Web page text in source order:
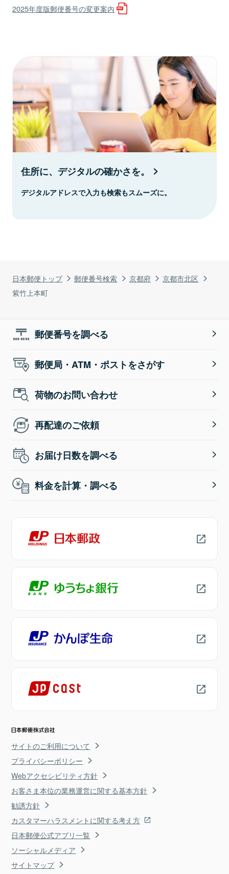
日本郵便トップ 郵便番号検索 京都府
京都市北区
紫竹上本町
2025年度版郵便番号の変更案内
住所に、デジタルの確かさを。
デジタルアドレスで入力も検索もスムーズに。
郵便番号を調べる
郵便局・ATM・ポストをさがす
荷物のお問い合わせ
再配達のご依頼
お届け日数を調べる
料金を計算・調べる
サイトのご利用について
プライバシーポリシー
Webアクセシビリティ方針
お客さま本位の業務運営に関する基本方針
勧誘方針
カスタマーハラスメントに関する考え方
日本郵便公式アプリ一覧
ソーシャルメディア
サイトマップ